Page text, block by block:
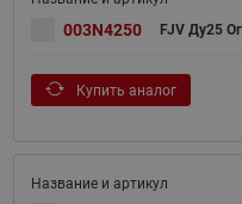
003N4250 FJV Ду25
Купить аналог